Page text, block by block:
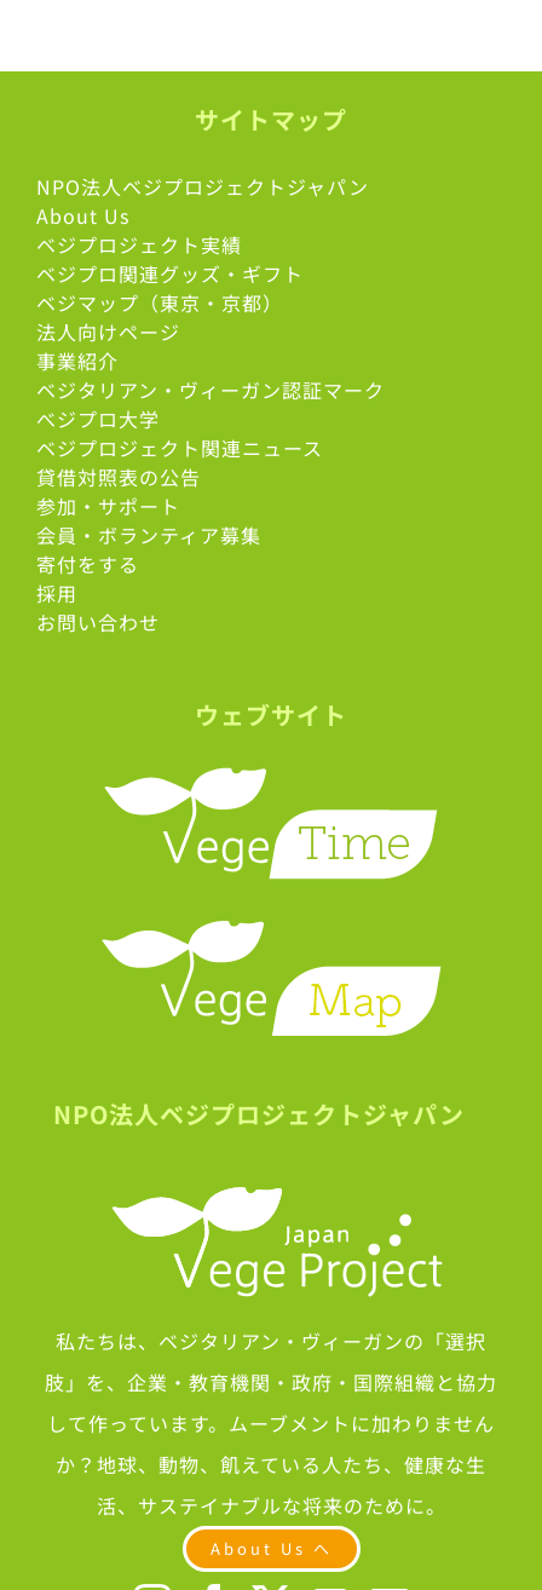
サイトマップ
NPO法人ベジプロジェクトジャパン
About Us
ベジプロジェクト実績
ベジプロ関連グッズ・ギフト
ベジマップ（東京・京都）
法人向けページ
事業紹介
ベジタリアン・ヴィーガン認証マーク
べジプロ大学
ベジプロジェクト関連ニュース
貸借対照表の公告
参加・サポート
会員・ボランティア募集
寄付をする
採用
お問い合わせ
ウェブサイト
NPO法人ベジプロジェクトジャパン
私たちは、ベジタリアン・ヴィーガンの「選択
肢」を、企業・教育機関・政府・国際組織と協力
して作っています。ムーブメントに加わりません
か？地球、動物、飢えている人たち、健康な生
活、サステイナブルな将来のために。
About Us へ